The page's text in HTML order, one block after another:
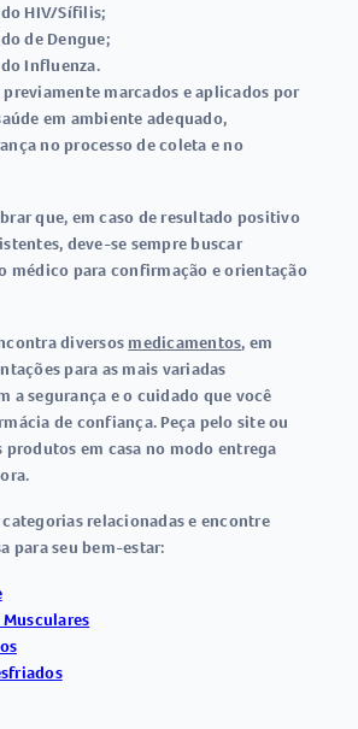
HIV/Sífilis;
de Dengue;
Influenza.
previamente marcados e aplicados por
em ambiente adequado,
no processo de coleta e no
que, em caso de resultado positivo
deve-se sempre buscar
médico para confirmação e orientação
diversos medicamentos, em
para as mais variadas
a segurança e o cuidado que você
de confiança. Peça pelo site ou
produtos em casa no modo entrega
categorias relacionadas e encontre
para seu bem-estar: